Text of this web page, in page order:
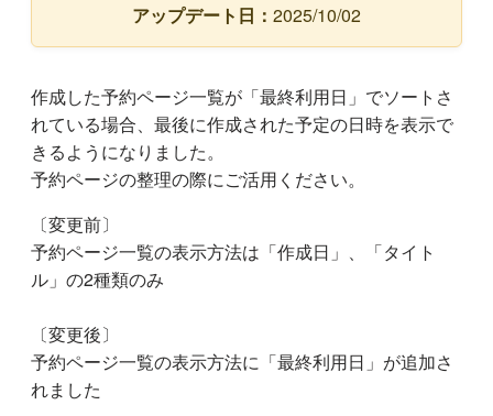
アップデート日： 2025/10/02
作成した予約ページ一覧が「最終利用日」でソートさ
れている場合、最後に作成された予定の日時を表示で
きるようになりました。
予約ページの整理の際にご活用ください。
〔変更前〕​​​​
予約ページ一覧の表示方法は「作成日」、「タイト
ル」の2種類のみ
〔変更後〕​​​
予約ページ一覧の表示方法に「最終利用日」が追加さ
れました